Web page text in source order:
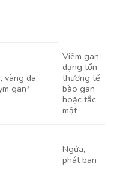
vàng da,
gan*
Viêm gan
dạng tổn
thương tế
bào gan
hoặc tắc
mật
Ngứa,
phát ban